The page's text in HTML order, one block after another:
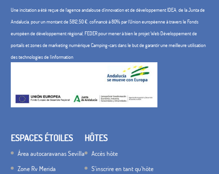
Une incitation a été reçue de l'agence andalouse d'innovation et de développement IDEA, de la Junta de
Andalucía, pour un montant de 5812,50 €, cofinancé à 80% par l'Union européenne à travers le Fonds
européen de développement régional, FEDER pour mener à bien le projet Web Développement de
portails et zones de marketing numérique Camping-cars dans le but de garantir une meilleure utilisation
des technologies de l'information
ESPACES ÉTOILES
Área autocaravanas Sevilla
Zone Rv Merida
HÔTES
Accès hôte
S'inscrire en tant qu'hôte